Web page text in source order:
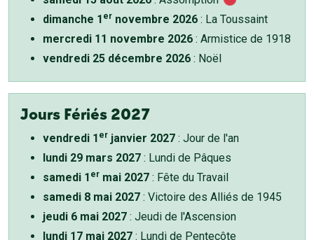
dimanche 1 er novembre 2026 : La Toussaint
mercredi 11 novembre 2026 : Armistice de 1918
vendredi 25 décembre 2026 : Noël
Jours Fériés 2027
vendredi 1 er janvier 2027 : Jour de l'an
lundi 29 mars 2027 : Lundi de Pâques
samedi 1 er mai 2027 : Fête du Travail
samedi 8 mai 2027 : Victoire des Alliés de 1945
jeudi 6 mai 2027 : Jeudi de l'Ascension
lundi 17 mai 2027 : Lundi de Pentecôte